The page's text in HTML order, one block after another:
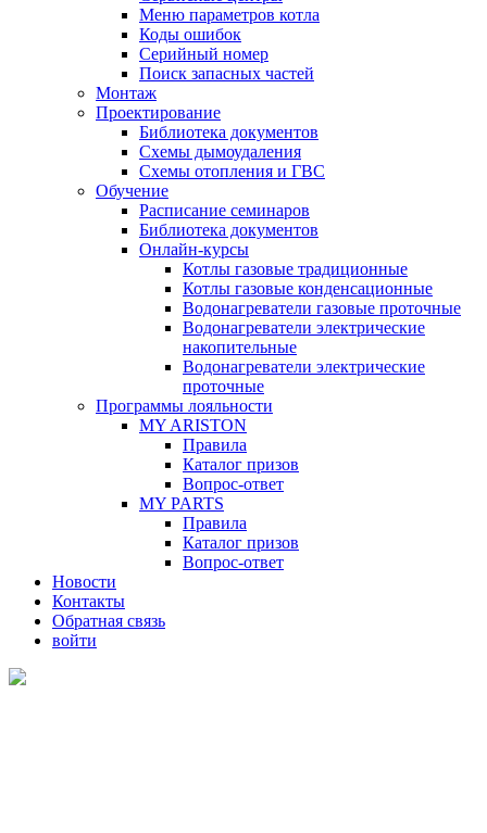
Меню параметров котла
Коды ошибок
Серийный номер
Поиск запасных частей
Монтаж
Проектирование
Библиотека документов
Схемы дымоудаления
Схемы отопления и ГВС
Обучение
Расписание семинаров
Библиотека документов
Онлайн-курсы
Котлы газовые традиционные
Котлы газовые конденсационные
Водонагреватели газовые проточные
Водонагреватели электрические
накопительные
Водонагреватели электрические
проточные
Программы лояльности
MY ARISTON
Правила
Каталог призов
Вопрос-ответ
MY PARTS
Правила
Каталог призов
Вопрос-ответ
Новости
Контакты
Обратная связь
войти